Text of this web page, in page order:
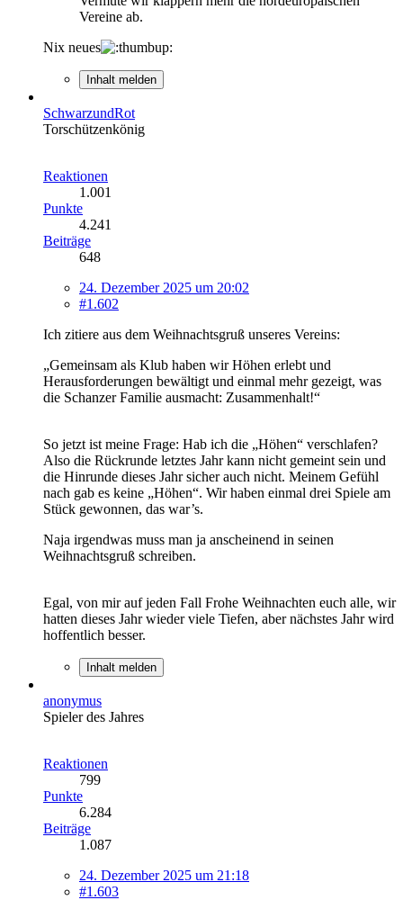
Vereine ab.
Nix neues
Inhalt melden
SchwarzundRot
Torschützenkönig
Reaktionen
1.001
Punkte
4.241
Beiträge
648
24. Dezember 2025 um 20:02
#1.602
Ich zitiere aus dem Weihnachtsgruß unseres Vereins:
„Gemeinsam als Klub haben wir Höhen erlebt und
Herausforderungen bewältigt und einmal mehr gezeigt, was
die Schanzer Familie ausmacht: Zusammenhalt!“
So jetzt ist meine Frage: Hab ich die „Höhen“ verschlafen?
Also die Rückrunde letztes Jahr kann nicht gemeint sein und
die Hinrunde dieses Jahr sicher auch nicht. Meinem Gefühl
nach gab es keine „Höhen“. Wir haben einmal drei Spiele am
Stück gewonnen, das war’s.
Naja irgendwas muss man ja anscheinend in seinen
Weihnachtsgruß schreiben.
Egal, von mir auf jeden Fall Frohe Weihnachten euch alle, wir
hatten dieses Jahr wieder viele Tiefen, aber nächstes Jahr wird
hoffentlich besser.
Inhalt melden
anonymus
Spieler des Jahres
Reaktionen
799
Punkte
6.284
Beiträge
1.087
24. Dezember 2025 um 21:18
#1.603